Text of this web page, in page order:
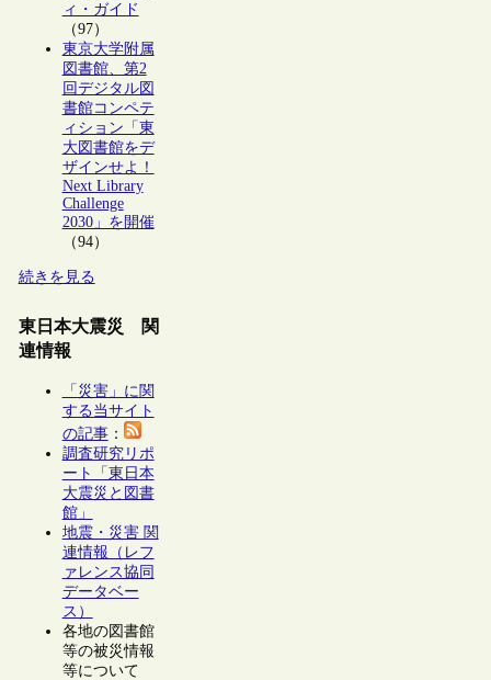
ィ・ガイド
（97）
東京大学附属
図書館、第2
回デジタル図
書館コンペテ
ィション「東
大図書館をデ
ザインせよ！
Next Library
Challenge
2030」を開催
（94）
続きを見る
東日本大震災 関
連情報
「災害」に関
する当サイト
の記事：
調査研究リポ
ート「東日本
大震災と図書
館」
地震・災害 関
連情報（レフ
ァレンス協同
データベー
ス）
各地の図書館
等の被災情報
等について